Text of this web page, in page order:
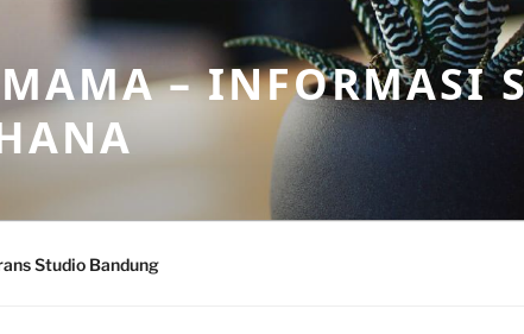
– INFORMASI
Studio Bandung